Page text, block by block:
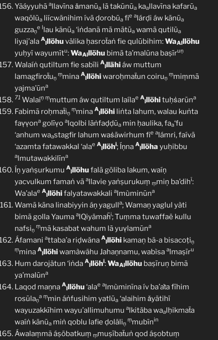
Yãáyyuhā allavīna ǎmanūa lā takūnūa kaallavīna kafarūa
waqōlūa liícwänihim ívā ḍorobūa fie alárḍi áw kānūa
guzzaṇ
e llau kānūa ‘iṅdanā mā mātūa wamā qutilūa
liyaj’ala A
lllöhuvälika ḥasroẗaṅ fie qulūbihim:WaAlllöhu
yuḥyï wayumītu:WaAlllöhu bimā ta’malūna baṣīruṇ
Walaíṅ qutiltum fie sabīli A
lllähiáw muttum
lamagfiroẗuṇ
ṃmina A
lllöhiwaroḥmaẗun coiruṇ
ṃmiṃmā
yajma’ūna
71 Walaíṇ ṃmuttum áw qutiltum laílae A
lllöhituḥṡarūna
Fabimā roḥmaẗiṇ
ṃmina A
lllöhi liṅta lahum, walau kuṅta
faṿṿona golīṿo alqolbi lāṅfaḍḍūa min ḥaulika, faa‘fu
‘anhum waastagfir lahum waṡāwirhum fie alámri, faívā
‘azamta fatawakkal ‘alae A
lllöhi; Íṇna A
lllöha yuḥibbu
almutawakkilīna
Íṇ yaṅṣurkumu A
lllöhufalā gōliba lakum, waíṇ
yacvulkum famaṅ vā allavie yaṅṣurukuṃ ṃmiņ ba’dihï:
Wa’alae A
lllöhifalyatawakkali almùminūna
Wamā kāna linabiyyin áṇ yagulla; Wamaṇ yaglul yàti
bimā golla Yauma alQiyämaḧi; Ṫuṃma tuwaffaë kullu
nafsiṇ
ṃmā kasabat wahum lā yuṿlamūna
Áfamani attaba’a riḍwäna A
lllöhi kamaņ bã-a bisacoṭiṇ
ṃmina A
lllöhiwamàwähu Jahaṇnamu, wabìsa almaṣīru
Hum darojätun ‘iṅda A
lllöhi:WaAlllöhu baṣīruņ bimā
ya’malūna
Laqod maṇna A
lllöhu‘alae almùminīna ív ba’aṫa fīhim
rosūlaṇ
a ṃmin áṅfusihim yatlūa ‘alaihim ǎyätihï
wayuzakkīhim wayu’allimuhumu alkitäba waalḥikmaẗa
waíṅ kānūa miṅ qoblu lafie ḍoläliṇ
ṃmubīnin
Áwalaṃmã áṣöbatkuṃ ṃmuṣībaẗuṅ qod áṣobtuṃ